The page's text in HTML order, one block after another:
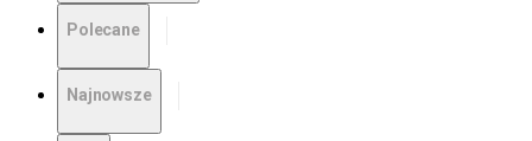
Polecane
Najnowsze